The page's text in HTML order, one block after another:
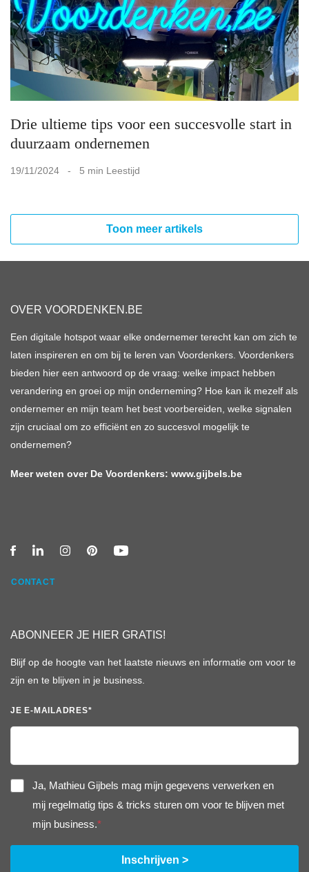
Drie ultieme tips voor een succesvolle start in
duurzaam ondernemen
19/11/2024 - 5 min Leestijd
Toon meer artikels
OVER VOORDENKEN.BE
Een digitale hotspot waar elke ondernemer terecht kan om zich te
laten inspireren en om bij te leren van Voordenkers. Voordenkers
bieden hier een antwoord op de vraag: welke impact hebben
verandering en groei op mijn onderneming? Hoe kan ik mezelf als
ondernemer en mijn team het best voorbereiden, welke signalen
zijn cruciaal om zo efficiënt en zo succesvol mogelijk te
ondernemen?
Meer weten over De Voordenkers: www.gijbels.be
CONTACT
ABONNEER JE HIER GRATIS!
Blijf op de hoogte van het laatste nieuws en informatie om voor te
zijn en te blijven in je business.
JE E-MAILADRES*
Ja, Mathieu Gijbels mag mijn gegevens verwerken en
mij regelmatig tips & tricks sturen om voor te blijven met
mijn business.*